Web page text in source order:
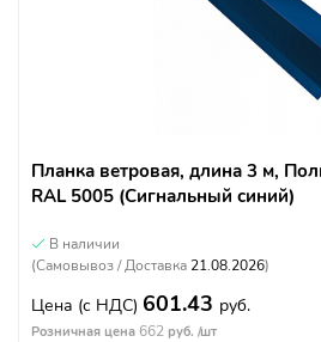
Планка ветровая, длина 3 м,
RAL 5005 (Сигнальный синий)
В наличии
(Самовывоз / Доставка 21.08.2026)
Цена (с НДС) 601.43 руб.
Розничная цена 662 руб. /шт